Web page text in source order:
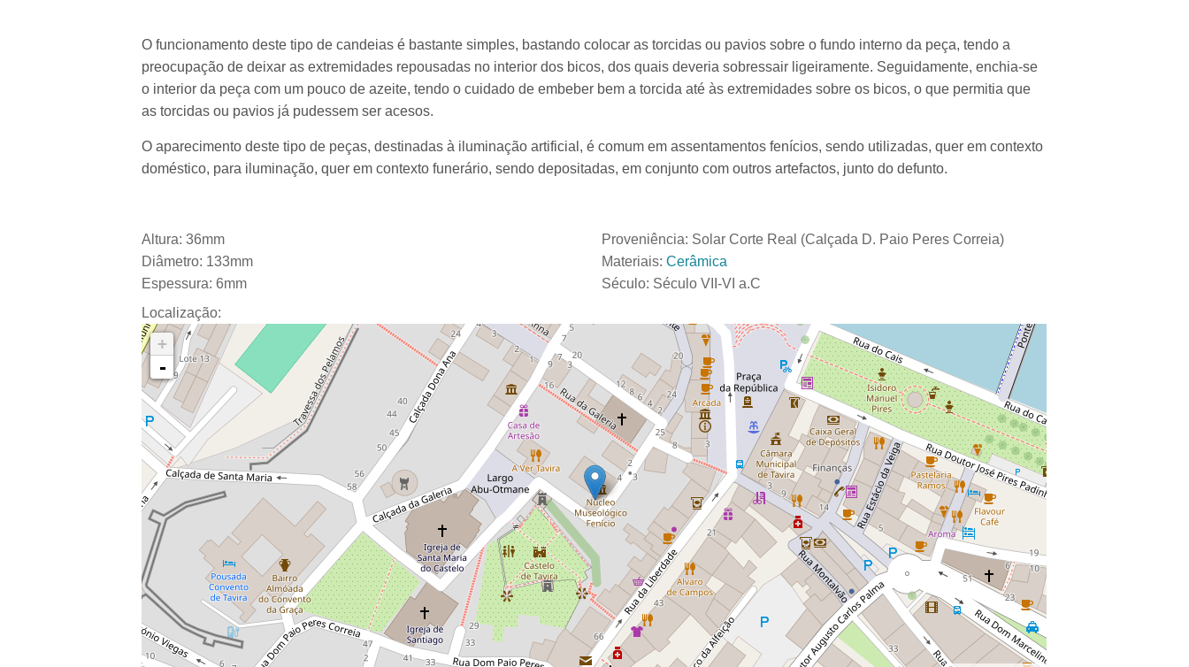
O funcionamento deste tipo de candeias é bastante simples, bastando colocar as torcidas ou pavios sobre o fundo interno da peça, tendo a
preocupação de deixar as extremidades repousadas no interior dos bicos, dos quais deveria sobressair ligeiramente. Seguidamente, enchia-se
o interior da peça com um pouco de azeite, tendo o cuidado de embeber bem a torcida até às extremidades sobre os bicos, o que permitia que
as torcidas ou pavios já pudessem ser acesos.
O aparecimento deste tipo de peças, destinadas à iluminação artificial, é comum em assentamentos fenícios, sendo utilizadas, quer em contexto
doméstico, para iluminação, quer em contexto funerário, sendo depositadas, em conjunto com outros artefactos, junto do defunto.
Altura: 36mm
Diâmetro: 133mm
Espessura: 6mm
Proveniência: Solar Corte Real (Calçada D. Paio Peres Correia)
Materiais: Cerâmica
Século: Século VII-VI a.C
Localização:
+
-